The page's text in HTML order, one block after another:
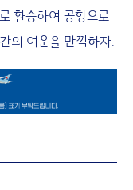
환승하여 공항으로
의 여운을 만끽하자.